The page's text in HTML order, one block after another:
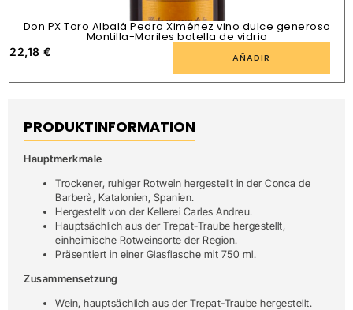
Don PX Toro Albalá Pedro Ximénez vino dulce generoso
Montilla-Moriles botella de vidrio
22,18 € AÑADIR
PRODUKTINFORMATION
Hauptmerkmale
Trockener, ruhiger Rotwein hergestellt in der Conca de
Barberà, Katalonien, Spanien.
Hergestellt von der Kellerei Carles Andreu.
Hauptsächlich aus der Trepat-Traube hergestellt,
einheimische Rotweinsorte der Region.
Präsentiert in einer Glasflasche mit 750 ml.
Zusammensetzung
Wein, hauptsächlich aus der Trepat-Traube hergestellt.